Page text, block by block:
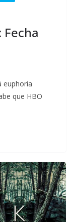
euphoria
que HBO